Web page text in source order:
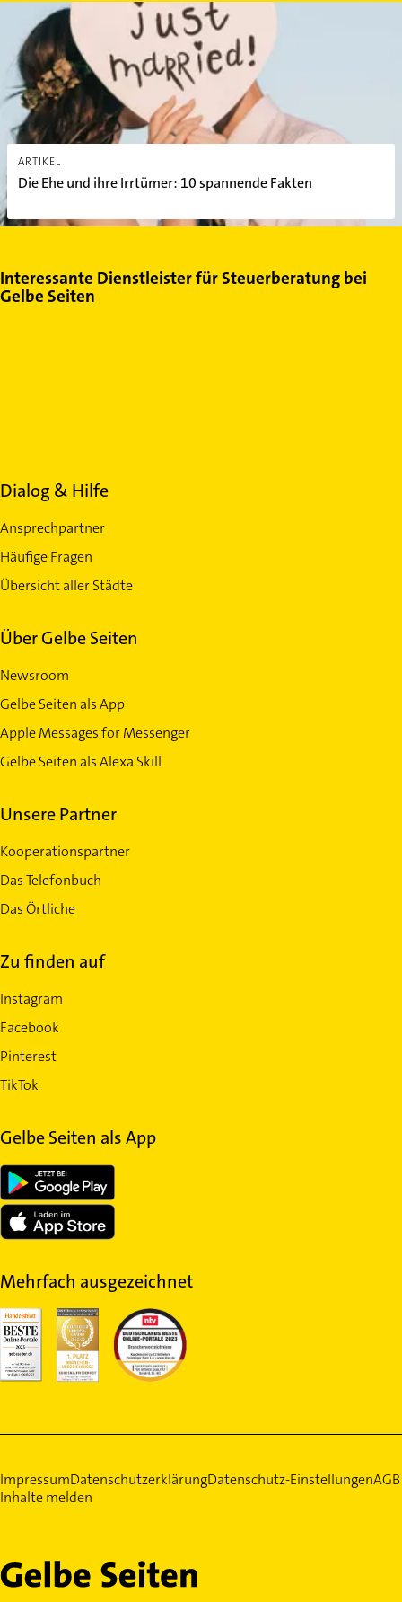
ARTIKEL
Die Ehe und ihre Irrtümer: 10 spannende Fakten
Die Ehe und ihre Irrtümer: 10 spannende Fakten
Interessante Dienstleister für Steuerberatung bei
Gelbe Seiten
Dialog & Hilfe
Ansprechpartner
Häufige Fragen
Übersicht aller Städte
Über Gelbe Seiten
Newsroom
Gelbe Seiten als App
Apple Messages for Messenger
Gelbe Seiten als Alexa Skill
Unsere Partner
Kooperationspartner
Das Telefonbuch
Das Örtliche
Zu finden auf
Instagram
Facebook
Pinterest
TikTok
Gelbe Seiten als App
Mehrfach ausgezeichnet
ImpressumDatenschutzerklärungDatenschutz-EinstellungenAGB
Inhalte melden